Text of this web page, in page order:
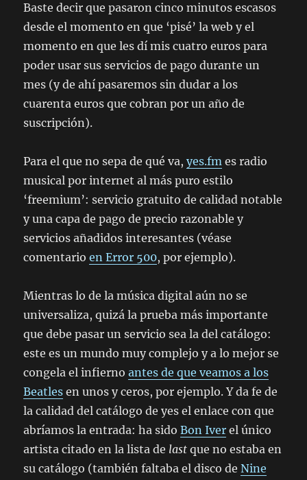
Baste decir que pasaron cinco minutos escasos
desde el momento en que ‘pisé’ la web y el
momento en que les dí mis cuatro euros para
poder usar sus servicios de pago durante un
mes (y de ahí pasaremos sin dudar a los
cuarenta euros que cobran por un año de
suscripción).
Para el que no sepa de qué va,yes.fm es radio
musical por internet al más puro estilo
‘freemium’: servicio gratuito de calidad notable
y una capa de pago de precio razonable y
servicios añadidos interesantes (véase
comentarioen Error 500, por ejemplo).
Mientras lo de la música digital aún no se
universaliza, quizá la prueba más importante
que debe pasar un servicio sea la del catálogo:
este es un mundo muy complejo y a lo mejor se
congela el infiernoantes de que veamos a los
Beatles en unos y ceros, por ejemplo. Y da fe de
la calidad del catálogo de yes el enlace con que
abríamos la entrada: ha sidoBon Iver el único
artista citado en la lista de last que no estaba en
su catálogo (también faltaba el disco deNine